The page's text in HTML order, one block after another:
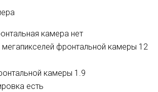
камера нет
мегапикселей фронтальной камеры 12
камеры 1.9
есть